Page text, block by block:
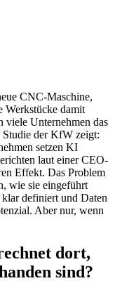
CNC-Maschine,
Werkstücke damit
viele Unternehmen das
der KfW zeigt:
setzen KI
laut einer CEO-
Effekt. Das Problem
wie sie eingeführt
definiert und Daten
Aber nur, wenn
dort,
sind?